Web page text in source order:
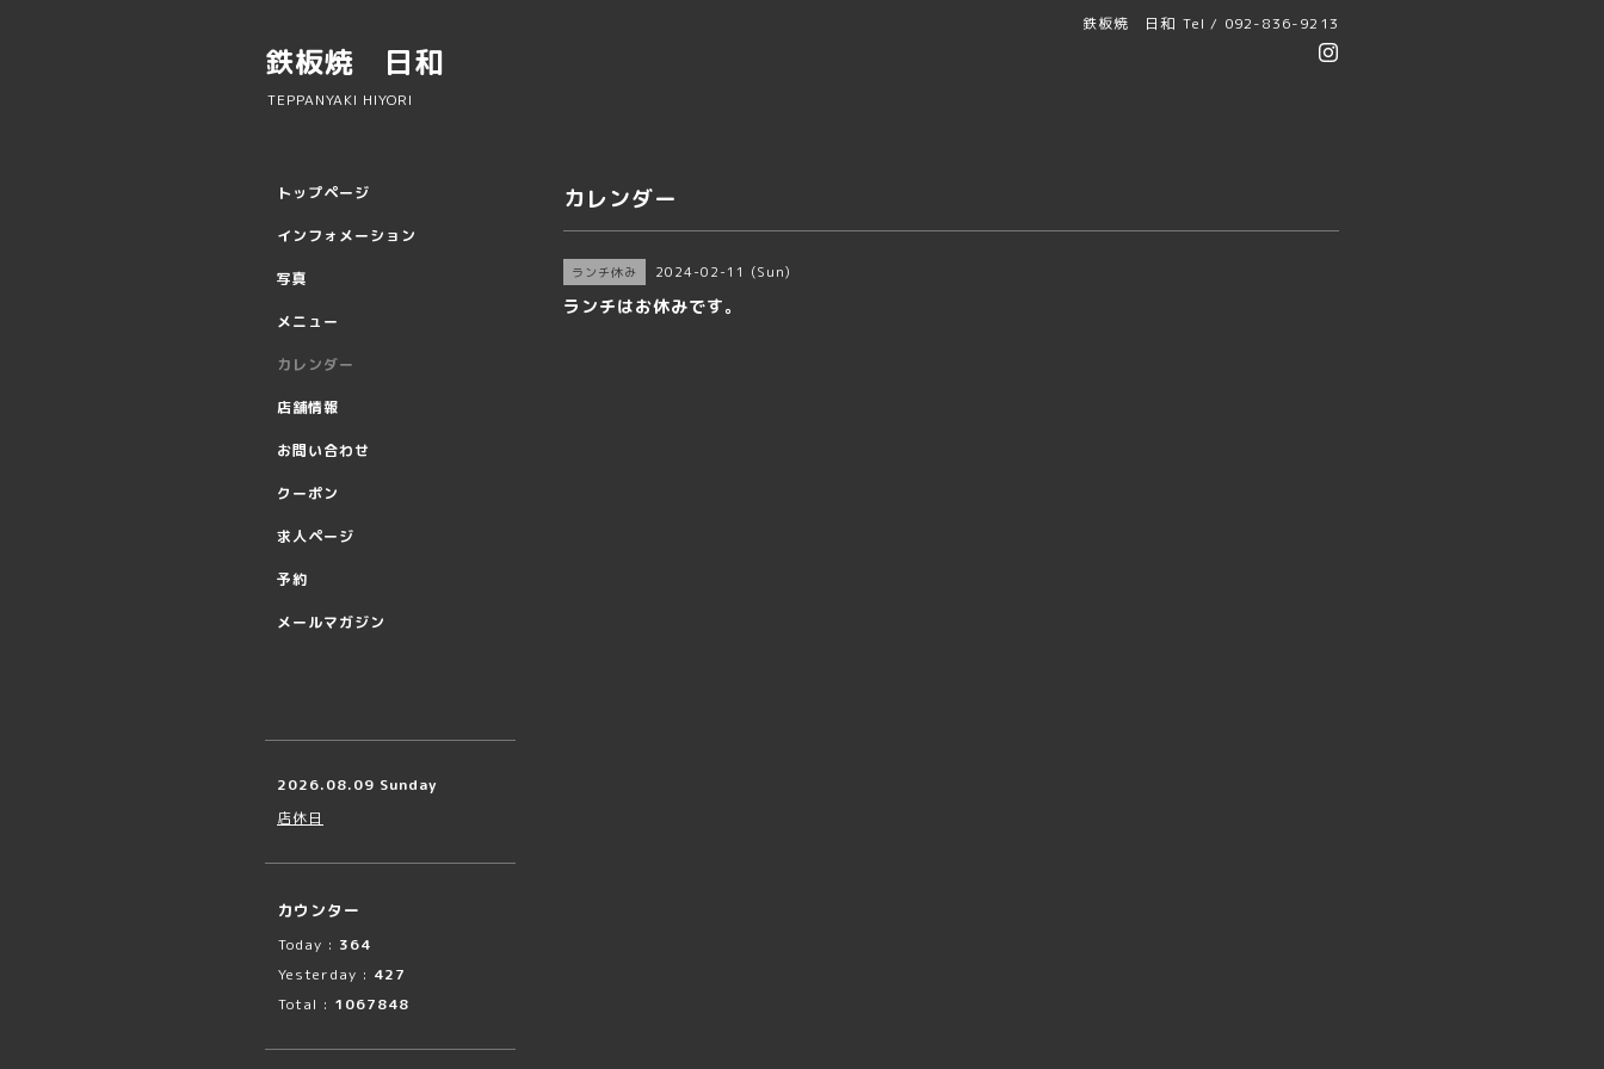
鉄板焼 日和 Tel / 092-836-9213
鉄板焼 日和
TEPPANYAKI HIYORI
カレンダー
ランチ休み 2024-02-11 (Sun)
ランチはお休みです。
トップページ
インフォメーション
写真
メニュー
カレンダー
店舗情報
お問い合わせ
クーポン
求人ページ
予約
メールマガジン
2026.08.09 Sunday
店休日
カウンター
Today : 364
Yesterday : 427
Total : 1067848